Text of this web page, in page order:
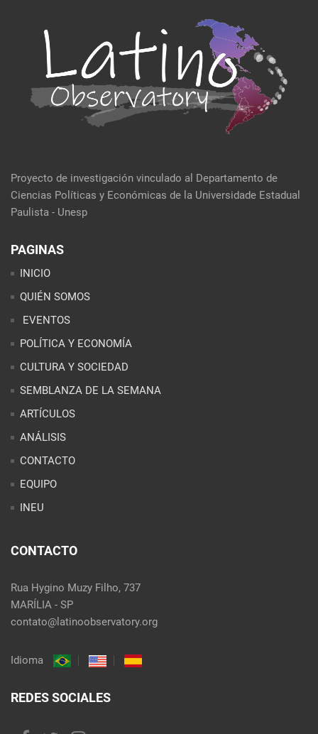
Proyecto de investigación vinculado al Departamento de
Ciencias Políticas y Económicas de la Universidade Estadual
Paulista - Unesp
PAGINAS
INICIO
QUIÉN SOMOS
EVENTOS
POLÍTICA Y ECONOMÍA
CULTURA Y SOCIEDAD
SEMBLANZA DE LA SEMANA
ARTÍCULOS
ANÁLISIS
CONTACTO
EQUIPO
INEU
CONTACTO
Rua Hygino Muzy Filho, 737
MARÍLIA - SP
contato@latinoobservatory.org
Idioma
REDES SOCIALES